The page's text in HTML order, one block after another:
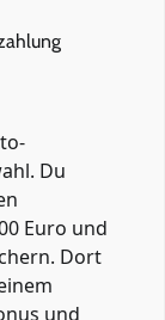
Du
Euro und
Dort
und